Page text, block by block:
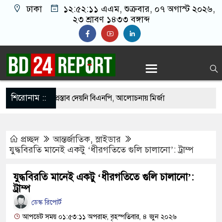
ঢাকা ১২:৫২:১২ এএম, শুক্রবার, ০৭ অগাস্ট ২০২৬,
২৩ শ্রাবণ ১৪৩৩ বঙ্গাব্দ
শিরোনাম ::
ড. ইউনূসকে প্রস্তাব দেয়নি বিএনপি, আলোচনায় মির্জা
সঙ্গে দেশে ফিরতে চান সাকিব
ছাড়াই মার্কিন ঘাঁটিতে নিখুঁত হামলা চালান ইরানি
প্রচ্ছদ আন্তর্জাতিক,স্লাইডার
যুদ্ধবিরতি মানেই একটু ‘ধীরগতিতে গুলি চালানো’: ট্রাম্প
যুদ্ধবিরতি মানেই একটু ‘ধীরগতিতে গুলি চালানো’:
ট্রাম্প
ডেস্ক রিপোর্ট
আপডেট সময় ০১:৫৩:১১ অপরাহ্ন, বৃহস্পতিবার, ৪ জুন ২০২৬